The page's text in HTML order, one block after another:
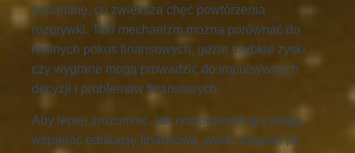
dopaminę, co zwiększa chęć powtórzenia
rozgrywki. Taki mechanizm można porównać do
realnych pokus finansowych, gdzie szybkie zyski
czy wygrane mogą prowadzić do impulsywnych
decyzji i problemów finansowych.
Aby lepiej zrozumieć, jak nowoczesne gry mogą
wspierać edukację finansową, warto sięgnąć po